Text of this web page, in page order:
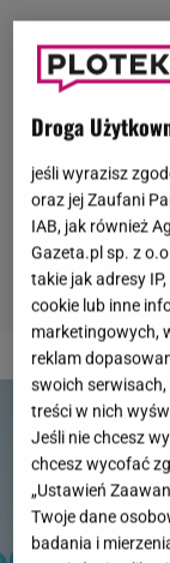
2 z 20
Droga
jeśli wyrazisz
oraz jej Zaufani
IAB, jak również
Gazeta.pl sp. z
takie jak adresy
cookie lub inne
marketingowych,
reklam
swoich
treści w nich
Jeśli nie chcesz
chcesz wycofać
„Ustawień
Twoje dane
badania i